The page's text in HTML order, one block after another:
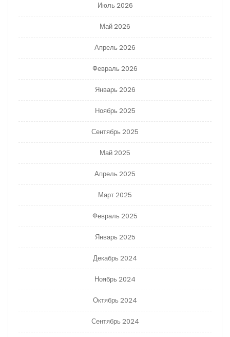
Июль 2026
Май 2026
Апрель 2026
Февраль 2026
Январь 2026
Ноябрь 2025
Сентябрь 2025
Май 2025
Апрель 2025
Март 2025
Февраль 2025
Январь 2025
Декабрь 2024
Ноябрь 2024
Октябрь 2024
Сентябрь 2024